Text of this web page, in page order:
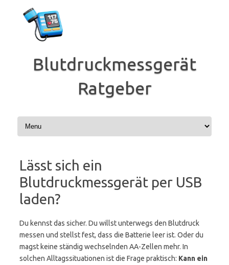
Inhalt
springen
Blutdruckmessgerät
Ratgeber
Lässt sich ein
Blutdruckmessgerät per USB
laden?
Du kennst das sicher. Du willst unterwegs den Blutdruck
messen und stellst fest, dass die Batterie leer ist. Oder du
magst keine ständig wechselnden AA-Zellen mehr. In
solchen Alltagssituationen ist die Frage praktisch: Kann ein